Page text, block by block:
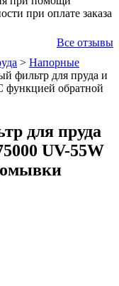
при оплате заказа
Все отзывы
> Напорные
фильтр для пруда и
функцией обратной
для пруда
UV-55W